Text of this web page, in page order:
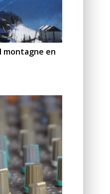
montagne en